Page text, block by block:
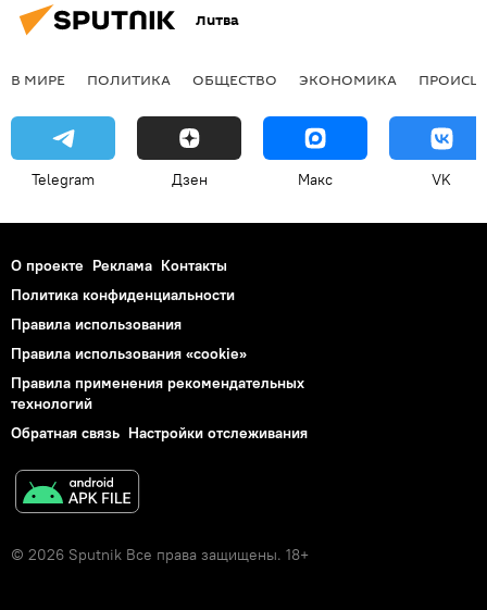
Литва
В МИРЕ ПОЛИТИКА ОБЩЕСТВО ЭКОНОМИКА
Telegram Дзен Макс VK
О проекте Реклама Контакты
Политика конфиденциальности
Правила использования
Правила использования «cookie»
Правила применения рекомендательных
технологий
Обратная связь Настройки отслеживания
© 2026 Sputnik Все права защищены. 18+